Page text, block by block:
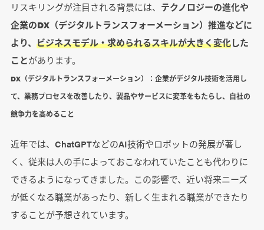
リスキリングが注目される背景には、 テクノロジーの進化や
企業のDX（デジタルトランスフォーメーション）推進などに
より、 ビジネスモデル・求められるスキルが大きく変化した
ことがあります。
DX（デジタルトランスフォーメーション）： 企業がデジタル技術を活用し
て、業務プロセスを改善したり、製品やサービスに変革をもたらし、自社の
競争力を高めること
近年では、ChatGPTなどのAI技術やロボットの発展が著し
く、従来は人の手によっておこなわれていたことも代わりに
できるようになってきました。この影響で、近い将来ニーズ
が低くなる職業があったり、新しく生まれる職業ができたり
することが予想されています。